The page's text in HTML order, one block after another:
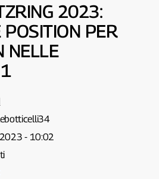
2023:
PER
NELLE
- 10:02